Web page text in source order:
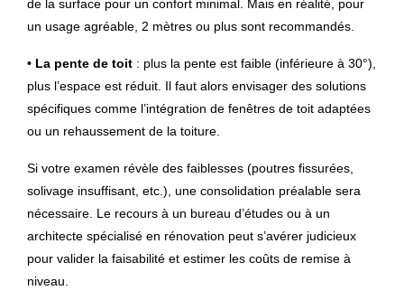
de la surface pour un confort minimal. Mais en réalité, pour
un usage agréable, 2 mètres ou plus sont recommandés.
• La pente de toit : plus la pente est faible (inférieure à 30°),
plus l’espace est réduit. Il faut alors envisager des solutions
spécifiques comme l’intégration de fenêtres de toit adaptées
ou un rehaussement de la toiture.
Si votre examen révèle des faiblesses (poutres fissurées,
solivage insuffisant, etc.), une consolidation préalable sera
nécessaire. Le recours à un bureau d’études ou à un
architecte spécialisé en rénovation peut s’avérer judicieux
pour valider la faisabilité et estimer les coûts de remise à
niveau.